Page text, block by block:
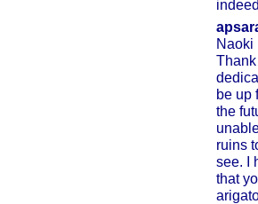
Naoki
be up
the
ruins
see. I
that